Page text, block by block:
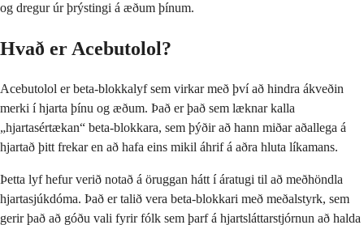
og dregur úr þrýstingi á æðum þínum.
Hvað er Acebutolol?
Acebutolol er beta-blokkalyf sem virkar með því að hindra ákveðin
merki í hjarta þínu og æðum. Það er það sem læknar kalla
„hjartasértækan“ beta-blokkara, sem þýðir að hann miðar aðallega á
hjartað þitt frekar en að hafa eins mikil áhrif á aðra hluta líkamans.
Þetta lyf hefur verið notað á öruggan hátt í áratugi til að meðhöndla
hjartasjúkdóma. Það er talið vera beta-blokkari með meðalstyrk, sem
gerir það að góðu vali fyrir fólk sem þarf á hjartsláttarstjórnun að halda